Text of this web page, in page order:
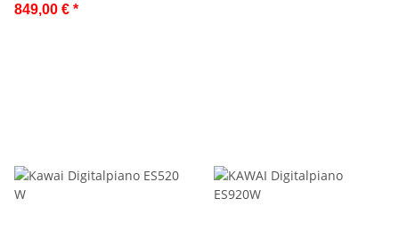
849,00 € *